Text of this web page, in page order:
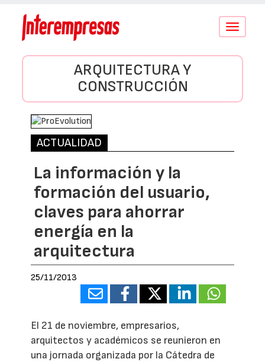
Conmutar
ARQUITECTURA Y
CONSTRUCCIÓN
ACTUALIDAD
La información y la
formación del usuario,
claves para ahorrar
energía en la
arquitectura
25/11/2013
El 21 de noviembre, empresarios,
arquitectos y académicos se reunieron en
una jornada organizada por la Cátedra de